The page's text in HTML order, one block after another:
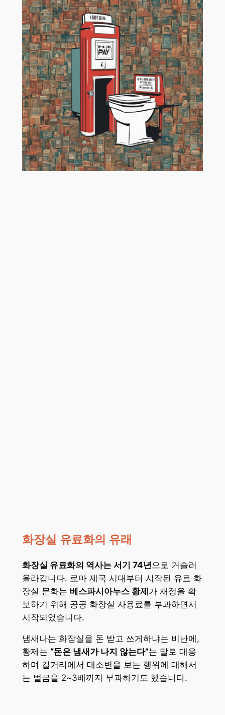
화장실 유료화의 유래
화장실 유료화의 역사는 서기 74년 으로 거슬러
올라갑니다. 로마 제국 시대부터 시작된 유료 화
장실 문화는 베스파시아누스 황제가 재정을 확
보하기 위해 공공 화장실 사용료를 부과하면서
시작되었습니다.
냄새나는 화장실을 돈 받고 쓰게하냐는 비난에,
황제는 “돈은 냄새가 나지 않는다”는 말로 대응
하며 길거리에서 대소변을 보는 행위에 대해서
는 벌금을 2~3배까지 부과하기도 했습니다.